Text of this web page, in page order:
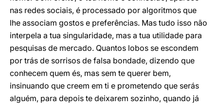
nas redes sociais, é processado por algoritmos que
lhe associam gostos e preferências. Mas tudo isso não
interpela a tua singularidade, mas a tua utilidade para
pesquisas de mercado. Quantos lobos se escondem
por trás de sorrisos de falsa bondade, dizendo que
conhecem quem és, mas sem te querer bem,
insinuando que creem em ti e prometendo que serás
alguém, para depois te deixarem sozinho, quando já